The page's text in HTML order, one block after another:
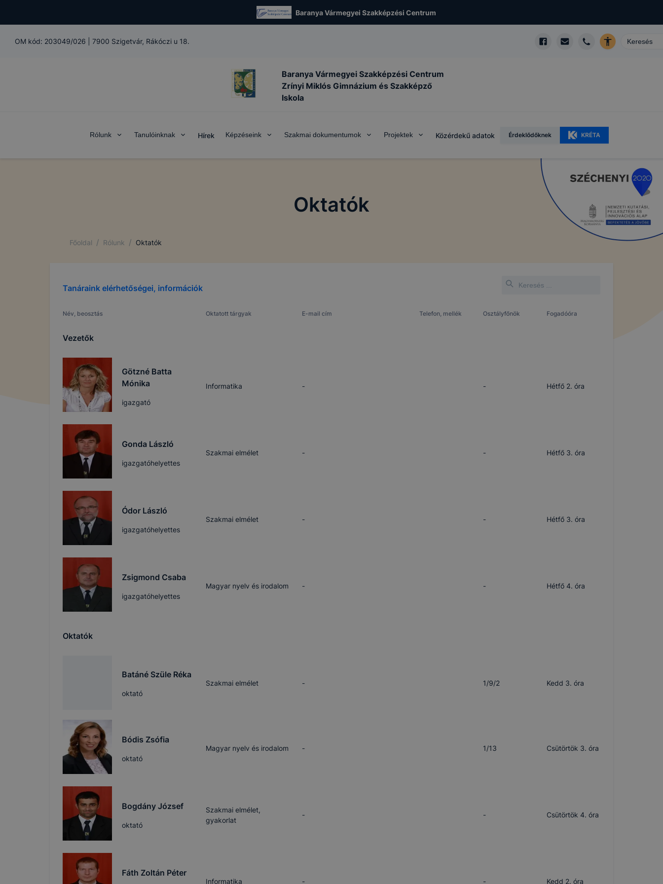
Baranya Vármegyei Szakképzési Centrum
OM kód: 203049/026 7900 Szigetvár, Rákóczi u 18.
Baranya Vármegyei Szakképzési Centrum
Zrínyi Miklós Gimnázium és Szakképző
Iskola
Rólunk Tanulóinknak Hírek Képzéseink Szakmai dokumentumok Projektek Közérdekű adatok Érdeklődőknek KRÉTA
Oktatók
Főoldal / Rólunk / Oktatók
Tanáraink elérhetőségei, információk
Név, beosztás Oktatott tárgyak E-mail cím Telefon, mellék Osztályfőnök Fogadóóra
Vezetők
Götzné Batta
Mónika
igazgató
Informatika - - Hétfő 2. óra
Gonda László
igazgatóhelyettes
Szakmai elmélet - - Hétfő 3. óra
Ódor László
igazgatóhelyettes
Szakmai elmélet - - Hétfő 3. óra
Zsigmond Csaba
igazgatóhelyettes
Magyar nyelv és irodalom - - Hétfő 4. óra
Oktatók
Batáné Szüle Réka
oktató
Szakmai elmélet - 1/9/2 Kedd 3. óra
Bódis Zsófia
oktató
Magyar nyelv és irodalom - 1/13 Csütörtök 3. óra
Bogdány József
oktató
Szakmai elmélet,
gyakorlat
- - Csütörtök 4. óra
Fáth Zoltán Péter
Informatika - - Kedd 2. óra